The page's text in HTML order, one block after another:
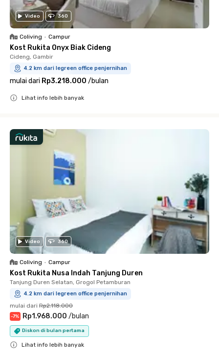
Video 360
Coliving • Campur
Kost Rukita Onyx Biak Cideng
Cideng, Gambir
4.2 km dari legreen office penjernihan
mulai dari Rp3.218.000 /bulan
Lihat info lebih banyak
Video 360
Coliving • Campur
Kost Rukita Nusa Indah Tanjung Duren
Tanjung Duren Selatan, Grogol Petamburan
4.2 km dari legreen office penjernihan
mulai dari Rp2.118.000
-7% Rp1.968.000 /bulan
Diskon di bulan pertama
Lihat info lebih banyak